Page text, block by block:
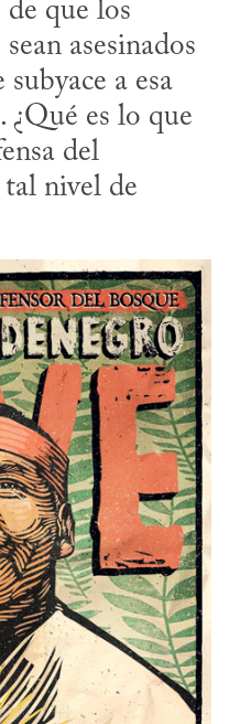
que los
asesinados
a esa
¿Qué es lo que
del
nivel de